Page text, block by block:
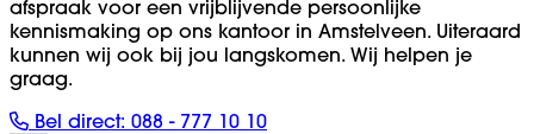
afspraak voor een vrijblijvende persoonlijke
kennismaking op ons kantoor in Amstelveen. Uiteraard
kunnen wij ook bij jou langskomen. Wij helpen je
graag.
Bel direct: 088 - 777 10 10